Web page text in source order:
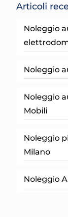
Articoli
Noleggio
Noleggio
Noleggio
Mobili
Noleggio
Milano
Noleggio